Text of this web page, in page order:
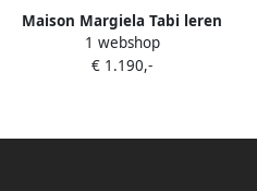
Maison Margiela Tabi leren
enkellaarzen Zwart
1 webshop
€ 1.190,-